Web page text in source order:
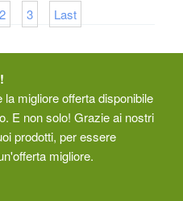
melodie accattivanti e testi
2 3 Last
migliore offerta disponibile
E non solo! Grazie ai nostri
prodotti, per essere
migliore.